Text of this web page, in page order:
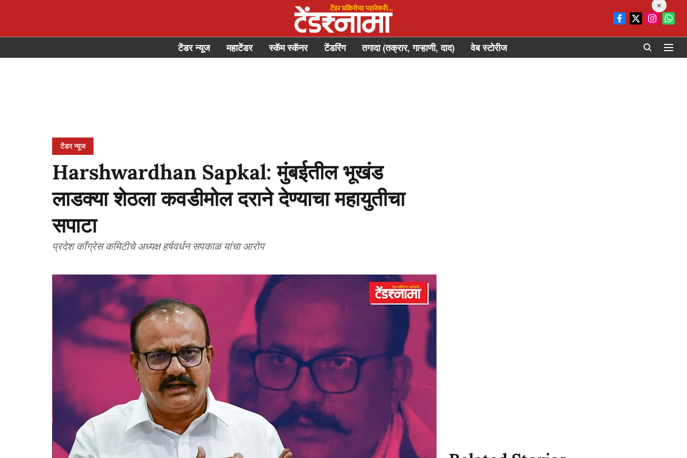
टेंडर न्यूज महाटेंडर स्कॅम स्कॅनर टेंडरिंग तगादा (तक्रार, गाऱ्हाणी, दाद) वेब स्टोरीज
टेंडर न्यूज
Harshwardhan Sapkal: मुंबईतील भूखंड
लाडक्या शेठला कवडीमोल दराने देण्याचा महायुतीचा
सपाटा
प्रदेश काँग्रेस कमिटीचे अध्यक्ष हर्षवर्धन सपकाळ यांचा आरोप
×